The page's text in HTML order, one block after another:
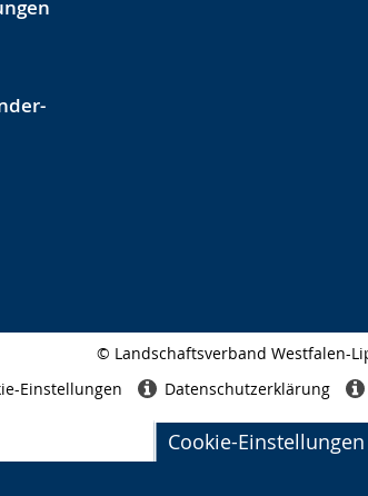
Cookie-Einstellungen
© Landschaftsverband Westfalen-
Einstellungen Datenschutzerklärung